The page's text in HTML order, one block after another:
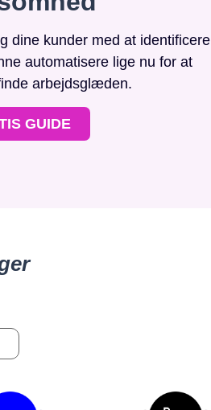
dine kunder med at identificere
automatisere lige nu for at
arbejdsglæden.
GUIDE